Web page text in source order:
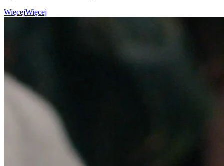
WięcejWięcej